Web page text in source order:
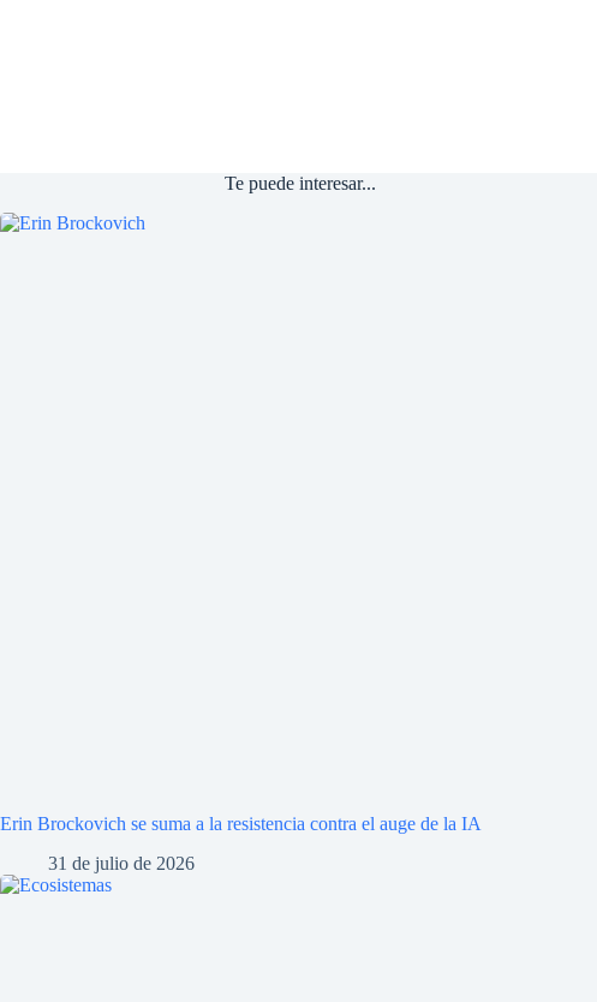
Te puede interesar...
Erin Brockovich se suma a la resistencia contra el auge de la IA
31 de julio de 2026